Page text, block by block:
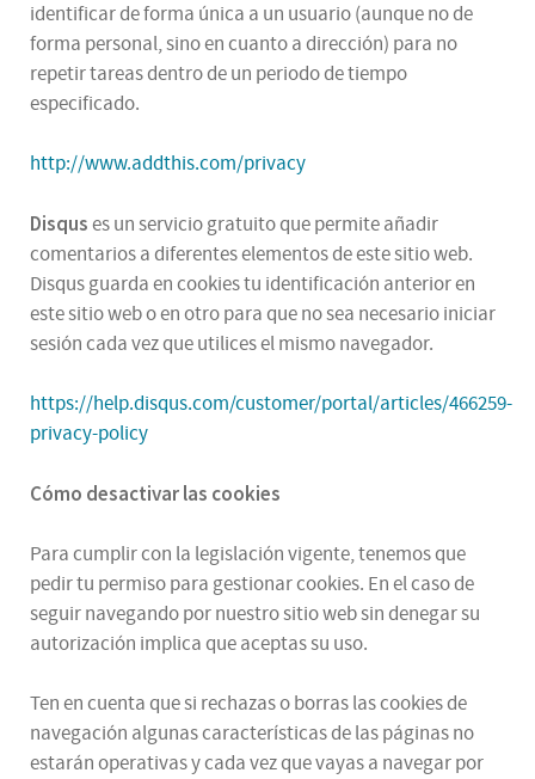
identificar de forma única a un usuario (aunque no de
forma personal, sino en cuanto a dirección) para no
repetir tareas dentro de un periodo de tiempo
especificado.
http://www.addthis.com/privacy
Disquses un servicio gratuito que permite añadir
comentarios a diferentes elementos de este sitio web.
Disqus guarda en cookies tu identificación anterior en
este sitio web o en otro para que no sea necesario iniciar
sesión cada vez que utilices el mismo navegador.
https://help.disqus.com/customer/portal/articles/466259-
privacy-policy
Cómo desactivar las cookies
Para cumplir con la legislación vigente, tenemos que
pedir tu permiso para gestionar cookies. En el caso de
seguir navegando por nuestro sitio web sin denegar su
autorización implica que aceptas su uso.
Ten en cuenta que si rechazas o borras las cookies de
navegación algunas características de las páginas no
estarán operativas y cada vez que vayas a navegar por